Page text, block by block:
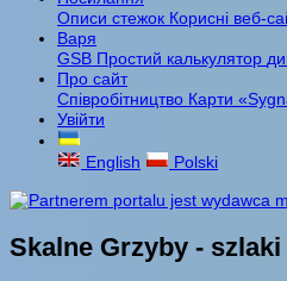
Описи стежок Корисні веб-
Варя
GSB Простий калькулятор
Про сайт
Співробітництво Карти
Увійти
English Polski
Skalne Grzyby -